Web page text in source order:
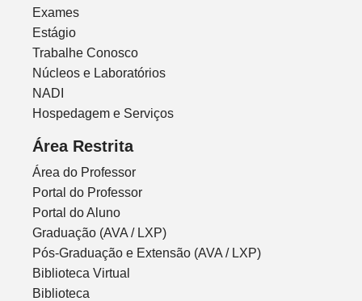
Exames
Estágio
Trabalhe Conosco
Núcleos e Laboratórios
NADI
Hospedagem e Serviços
Área Restrita
Área do Professor
Portal do Professor
Portal do Aluno
Graduação (AVA / LXP)
Pós-Graduação e Extensão (AVA / LXP)
Biblioteca Virtual
Biblioteca